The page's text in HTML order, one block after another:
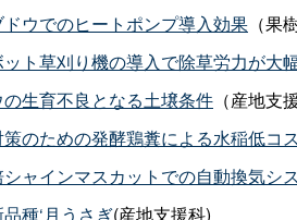
ウでのヒートポンプ導入効果 （果
ト草刈り機の導入で除草労力が大
生育不良となる土壌条件 （産地支
のための発酵鶏糞による水稲低コ
ャインマスカットでの自動換気シ
種‘月うさぎ(産地支援科)